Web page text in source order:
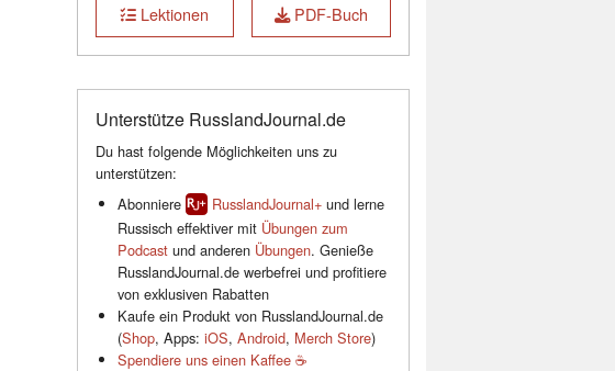
Lektionen PDF-Buch
Unterstütze RusslandJournal.de
Du hast folgende Möglichkeiten uns zu
unterstützen:
Abonniere
RusslandJournal+und lerne
Russisch effektiver mit Übungen zum
Podcastund anderen Übungen. Genieße
RusslandJournal.de werbefrei und profitiere
von exklusiven Rabatten
Kaufe ein Produkt von RusslandJournal.de
(Shop, Apps: iOS, Android, Merch Store)
Spendiere uns einen Kaffee ☕️